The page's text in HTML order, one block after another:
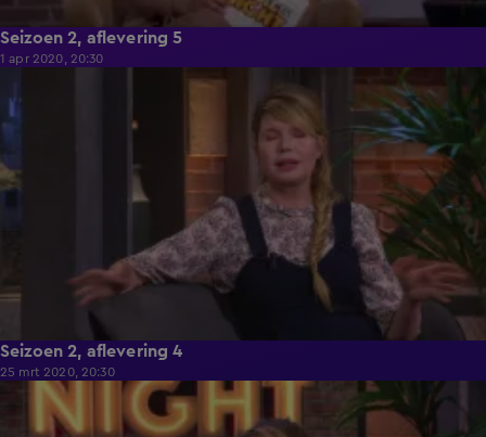
Seizoen 2, aflevering 5
1 apr 2020, 20:30
Seizoen 2, aflevering 4
25 mrt 2020, 20:30